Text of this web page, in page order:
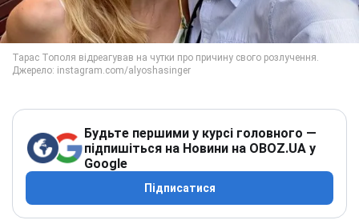
Будьте першими у курсі головного —
підпишіться на Новини на OBOZ.UA у
Google
Підписатися